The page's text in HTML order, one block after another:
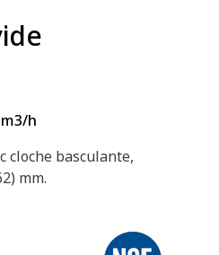
h
cloche basculante,
mm.